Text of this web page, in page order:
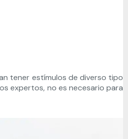
tener estímulos de diverso tipo
expertos, no es necesario para